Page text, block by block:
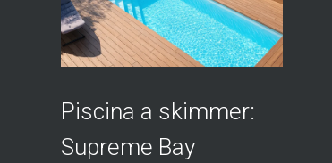
Piscina a skimmer:
Supreme Bay